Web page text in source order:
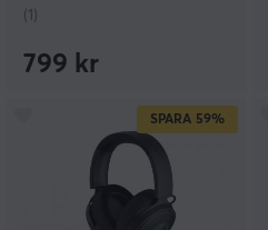
(1)
799 kr
SPARA 59%